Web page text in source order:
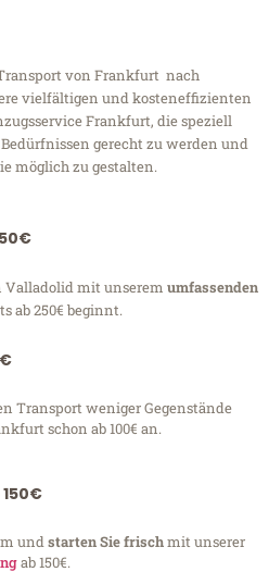
von Frankfurt nach
vielfältigen und kosteneffizienten
Frankfurt, die speziell
gerecht zu werden und
möglich zu gestalten.
Valladolid mit unserem umfassenden
ab 250€ beginnt.
Transport weniger Gegenstände
schon ab 100€ an.
150€
undstarten Sie frischmit unserer
ab 150€.